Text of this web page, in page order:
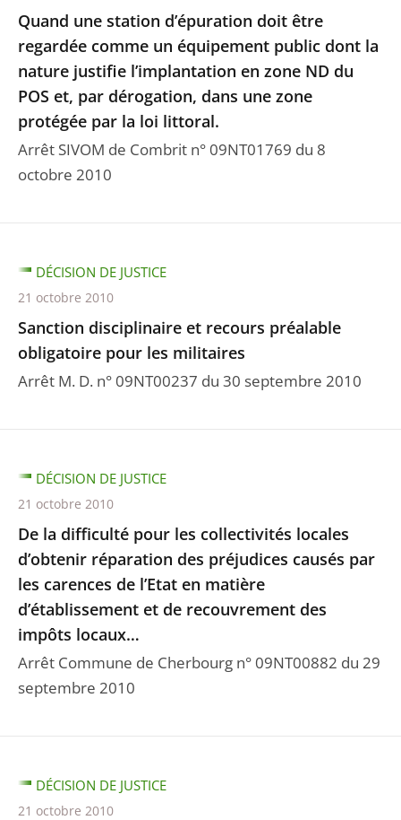
Quand une station d’épuration doit être
regardée comme un équipement public dont la
nature justifie l’implantation en zone ND du
POS et, par dérogation, dans une zone
protégée par la loi littoral.
Arrêt SIVOM de Combrit n° 09NT01769 du 8
octobre 2010
Sanction disciplinaire et recours préalable
obligatoire pour les militaires
Arrêt M. D. n° 09NT00237 du 30 septembre 2010
DÉCISION DE JUSTICE
21 octobre 2010
De la difficulté pour les collectivités locales
d’obtenir réparation des préjudices causés par
les carences de l’Etat en matière
d’établissement et de recouvrement des
impôts locaux…
Arrêt Commune de Cherbourg n° 09NT00882 du 29
septembre 2010
DÉCISION DE JUSTICE
21 octobre 2010
DÉCISION DE JUSTICE
21 octobre 2010